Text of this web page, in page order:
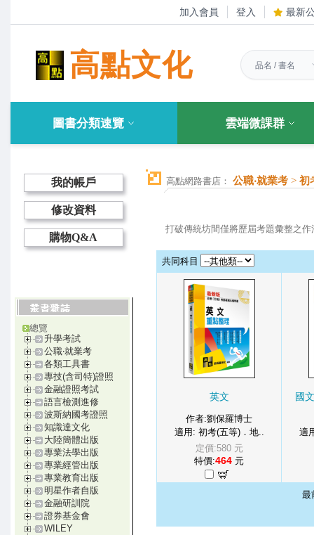
加入會員 登入 最新
高點文化
圖書分類速覽 雲端微課群
我的帳戶
修改資料
購物Q&A
總覽
升學考試
公職‧就業考
各類工具書
專技(含司特)證照
金融證照考試
語言檢測進修
波斯納國考證照
知識達文化
大陸簡體出版
專業法學出版
專業經管出版
專業教育出版
明星作者自版
金融研訓院
證券基金會
WILEY
高點網路書店： 公職‧就業考 > 初
打破傳統坊間僅將歷屆考題彙整之
共同科目
英文
作者:劉保羅博士
適用: 初考(五等)．地..
定價:580 元
特價:464 元
國
適
最